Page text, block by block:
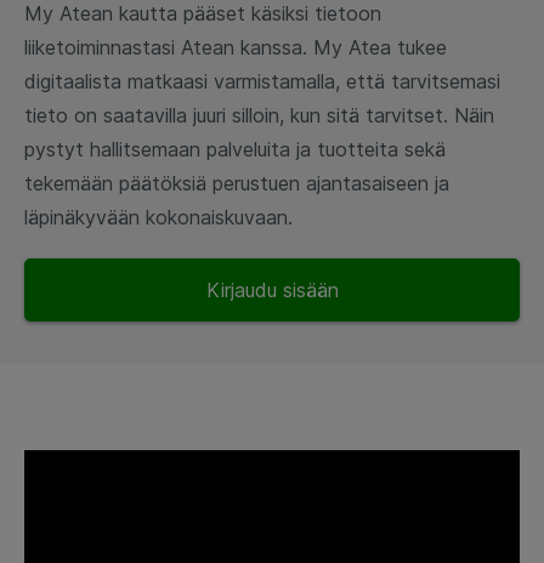
My Atean kautta pääset käsiksi tietoon
liiketoiminnastasi Atean kanssa. My Atea tukee
digitaalista matkaasi varmistamalla, että tarvitsemasi
tieto on saatavilla juuri silloin, kun sitä tarvitset. Näin
pystyt hallitsemaan palveluita ja tuotteita sekä
tekemään päätöksiä perustuen ajantasaiseen ja
läpinäkyvään kokonaiskuvaan.
Kirjaudu sisään